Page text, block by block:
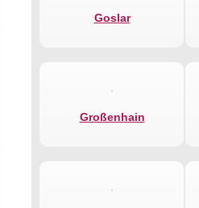
Goslar
Großenhain